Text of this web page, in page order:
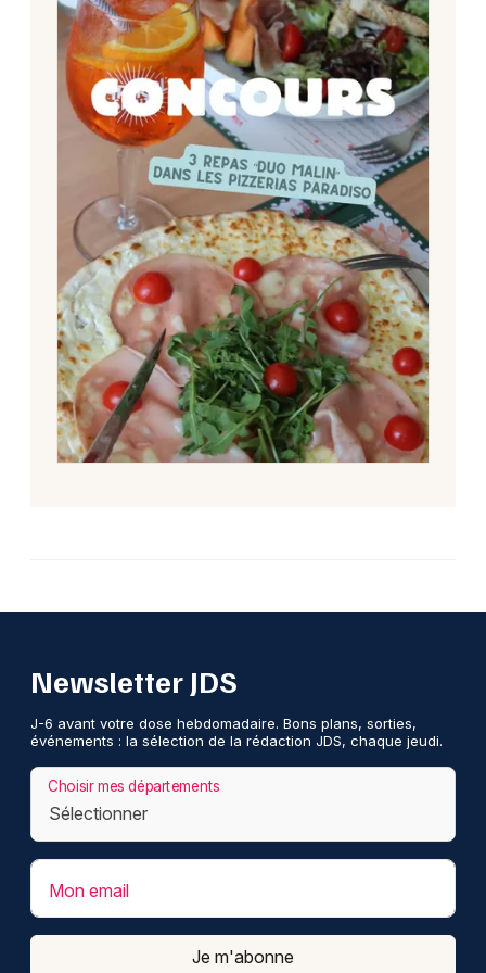
Newsletter JDS
J-6 avant votre dose hebdomadaire. Bons plans, sorties,
événements : la sélection de la rédaction JDS, chaque jeudi.
Choisir mes départements
Mon email
Je m'abonne